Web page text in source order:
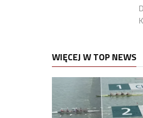
WIĘCEJ W TOP NEWS